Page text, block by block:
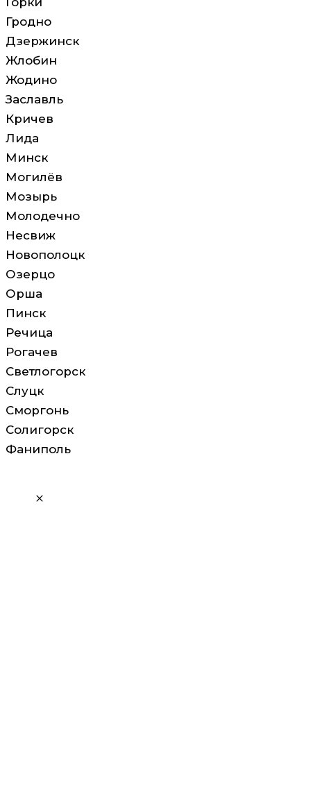
Гродно
Дзержинск
Жлобин
Жодино
Заславль
Кричев
Лида
Минск
Могилёв
Мозырь
Молодечно
Несвиж
Новополоцк
Озерцо
Орша
Пинск
Речица
Рогачев
Светлогорск
Слуцк
Сморгонь
Солигорск
Фаниполь